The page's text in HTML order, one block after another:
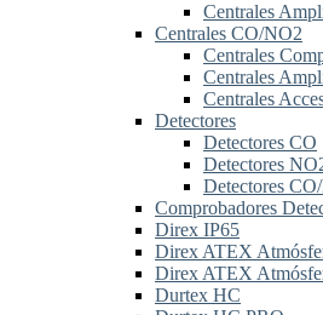
Centrales
Centrales CO/NO2
Centrales
Centrales
Centrales
Detectores
Detectores CO
Detectores
Detectores
Comprobadores
Direx IP65
Direx ATEX
Direx ATEX
Durtex HC